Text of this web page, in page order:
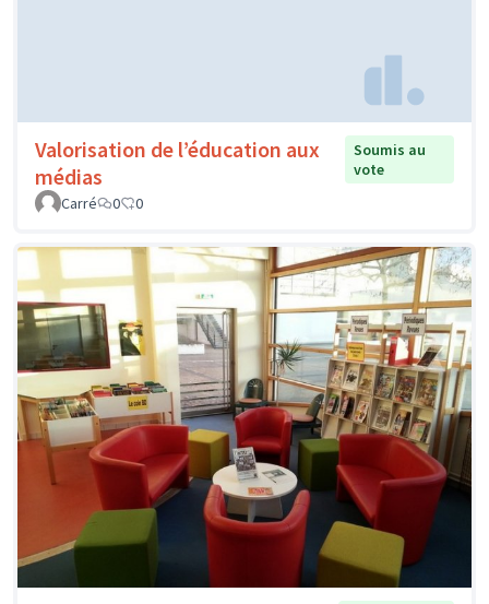
Valorisation de l’éducation aux
médias
Soumis au
vote
Carré
0 0